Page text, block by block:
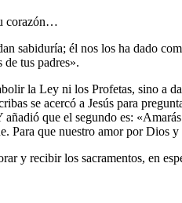
corazón…
sabiduría; él nos los ha dado
tus padres».
la Ley ni los Profetas, sino a
se acercó a Jesús para
que el segundo es:
Para que nuestro amor por Dios
y recibir los sacramentos, en